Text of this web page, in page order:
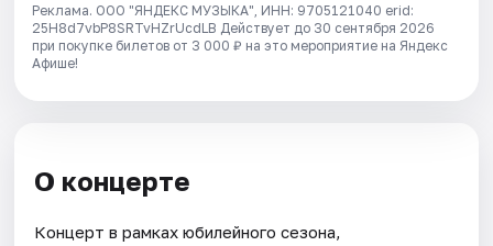
Реклама. ООО "ЯНДЕКС МУЗЫКА", ИНН: 9705121040 erid:
25H8d7vbP8SRTvHZrUcdLB Действует до 30 сентября 2026
при покупке билетов от 3 000 ₽ на это мероприятие на Яндекс
Афише!
О концерте
Концерт в рамках юбилейного сезона,